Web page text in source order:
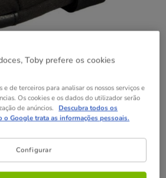
Guia de tamanhos
-25% na 2ª
Toby prefere os cookies
de terceiros para analisar os nossos serviços e
Os cookies e os dados do utilizador serão
de anúncios. Descubra todos os
o Google trata as informações pessoais.
Configurar